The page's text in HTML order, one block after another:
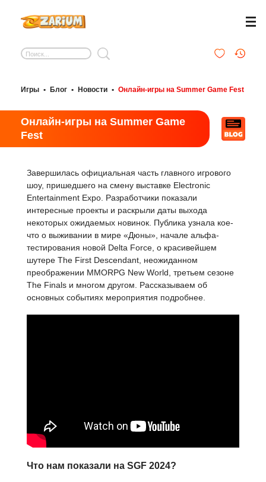
Игры • Блог • Новости • Онлайн-игры на Summer Game Fest
Онлайн-игры на Summer Game
Fest
Завершилась официальная часть главного игрового
шоу, пришедшего на смену выставке Electronic
Entertainment Expo. Разработчики показали
интересные проекты и раскрыли даты выхода
некоторых ожидаемых новинок. Публика узнала кое-
что о выживании в мире «Дюны», начале альфа-
тестирования новой Delta Force, о красивейшем
шутере The First Descendant, неожиданном
преображении MMORPG New World, третьем сезоне
The Finals и многом другом. Рассказываем об
основных событиях мероприятия подробнее.
Что нам показали на SGF 2024?